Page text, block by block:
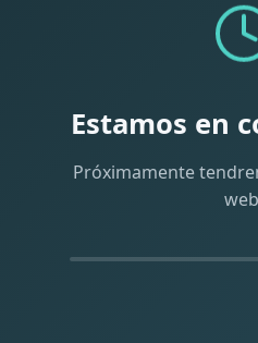
Estamos en
Próximamente